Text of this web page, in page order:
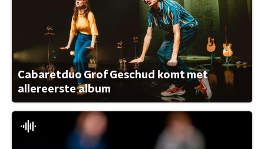
Cabaretduo Grof Geschud komt met
allereerste album